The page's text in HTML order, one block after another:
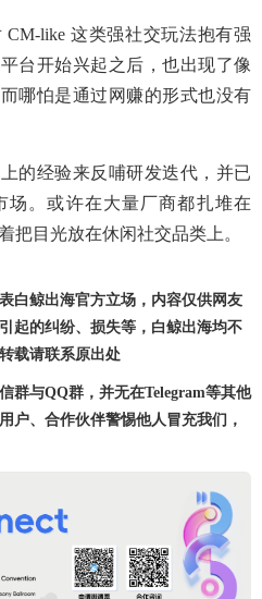
like 这类强社交玩法抱有强
台开始兴起之后，也出现了像
哪怕是通过网赚的形式也没有
的经验来反哺研发迭代，并已
场。或许在大量厂商都扎堆在
把目光放在休闲社交品类上。
白鲸出海官方立场，内容仅供网友
起的纠纷、损失等，白鲸出海均不
载请联系原出处
群与QQ群，并无在Telegram等其他
户、合作伙伴警惕他人冒充我们，